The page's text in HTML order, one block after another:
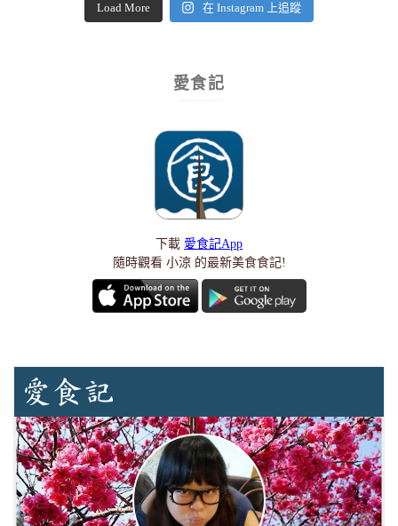
Load More 在 Instagram 上追蹤
愛食記
下載 愛食記App
隨時觀看 小涼 的最新美食食記!